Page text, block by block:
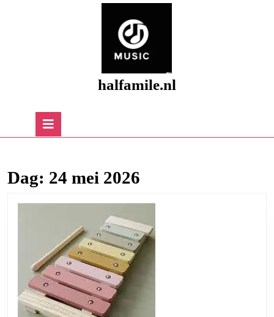
halfamile.nl
Dag: 24 mei 2026